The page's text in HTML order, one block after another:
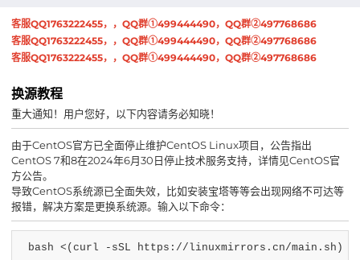
游戏盾使用教程
LINUX一键挂载数据盘到指定目录 2021-04-01
活动公告
宁波电信高防免费领取云服务器活动 2025-05-05
客服QQ1763222455，，QQ群①499444490，QQ群②497768686
客服QQ1763222455，，QQ群①499444490，QQ群②497768686
客服QQ1763222455，，QQ群①499444490，QQ群②497768686
换源教程
重大通知！用户您好，以下内容请务必知晓！
由于CentOS官方已全面停止维护CentOS Linux项目，公告指出
CentOS 7和8在2024年6月30日停止技术服务支持，详情见CentOS官
方公告。
导致CentOS系统源已全面失效，比如安装宝塔等等会出现网络不可达等
报错，解决方案是更换系统源。输入以下命令：
bash <(curl -sSL https://linuxmirrors.cn/main.sh)